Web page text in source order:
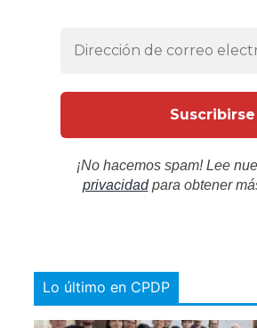
¡No hacemos spam! Lee
privacidadpara obtener
Lo último en CPDP